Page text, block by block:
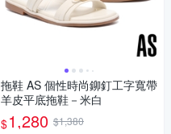
拖鞋 AS 個性時尚鉚釘工字寬帶
羊皮平底拖鞋－米白
$1,280 $1,380